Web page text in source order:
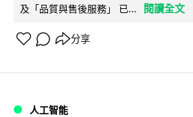
及「品質與售後服務」 已...
閱讀全文
分享
人工智能